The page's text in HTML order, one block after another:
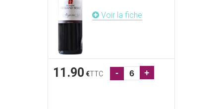
Voir la fiche
11.90 €TTC - +